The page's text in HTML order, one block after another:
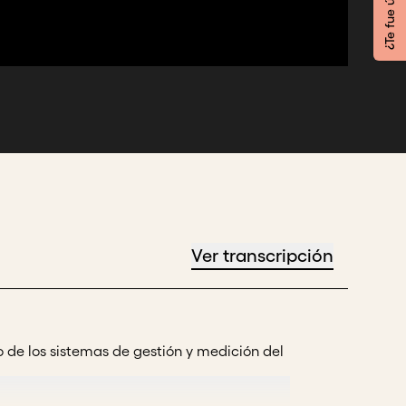
¿Te fue útil?
Ver transcripción
los sistemas de gestión y medición del